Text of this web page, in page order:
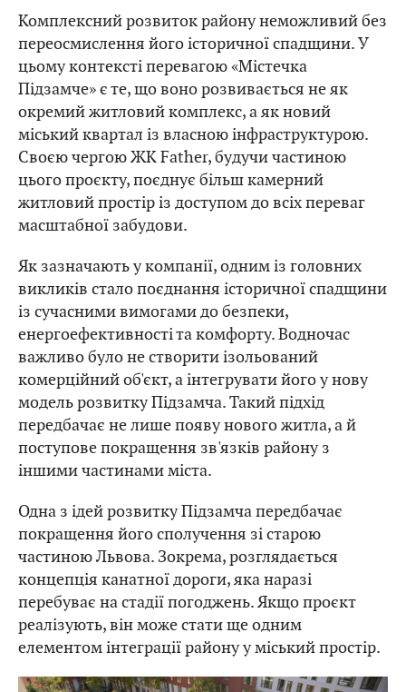
Комплексний розвиток району неможливий без
переосмислення його історичної спадщини. У
цьому контексті перевагою «Містечка
Підзамче» є те, що воно розвивається не як
окремий житловий комплекс, а як новий
міський квартал із власною інфраструктурою.
Своєю чергою ЖК Father, будучи частиною
цього проєкту, поєднує більш камерний
житловий простір із доступом до всіх переваг
масштабної забудови.
Як зазначають у компанії, одним із головних
викликів стало поєднання історичної спадщини
із сучасними вимогами до безпеки,
енергоефективності та комфорту. Водночас
важливо було не створити ізольований
комерційний об'єкт, а інтегрувати його у нову
модель розвитку Підзамча. Такий підхід
передбачає не лише появу нового житла, а й
поступове покращення зв'язків району з
іншими частинами міста.
Одна з ідей розвитку Підзамча передбачає
покращення його сполучення зі старою
частиною Львова. Зокрема, розглядається
концепція канатної дороги, яка наразі
перебуває на стадії погоджень. Якщо проєкт
реалізують, він може стати ще одним
елементом інтеграції району у міський простір.